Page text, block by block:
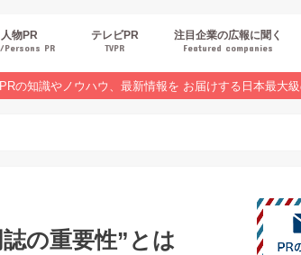
物PR
Persons PR
テレビPR
TVPR
注目企業の広報に聞く
Featured companies
の知識やノウハウ、最新情報を お届けする日本最大級
の重要性”とは